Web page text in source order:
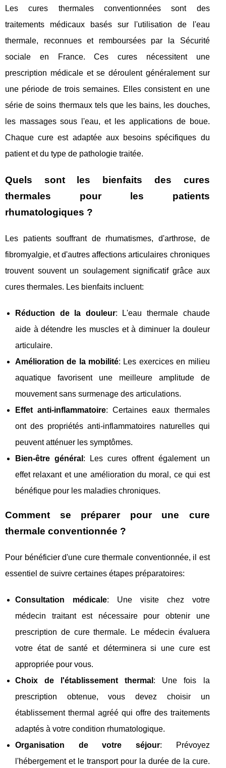
Les cures thermales conventionnées sont des
traitements médicaux basés sur l'utilisation de l'eau
thermale, reconnues et remboursées par la Sécurité
sociale en France. Ces cures nécessitent une
prescription médicale et se déroulent généralement sur
une période de trois semaines. Elles consistent en une
série de soins thermaux tels que les bains, les douches,
les massages sous l'eau, et les applications de boue.
Chaque cure est adaptée aux besoins spécifiques du
patient et du type de pathologie traitée.
Quels sont les bienfaits des cures
thermales pour les patients
rhumatologiques ?
Les patients souffrant de rhumatismes, d'arthrose, de
fibromyalgie, et d'autres affections articulaires chroniques
trouvent souvent un soulagement significatif grâce aux
cures thermales. Les bienfaits incluent:
Réduction de la douleur: L'eau thermale chaude
aide à détendre les muscles et à diminuer la douleur
articulaire.
Amélioration de la mobilité: Les exercices en milieu
aquatique favorisent une meilleure amplitude de
mouvement sans surmenage des articulations.
Effet anti-inflammatoire: Certaines eaux thermales
ont des propriétés anti-inflammatoires naturelles qui
peuvent atténuer les symptômes.
Bien-être général : Les cures offrent également un
effet relaxant et une amélioration du moral, ce qui est
bénéfique pour les maladies chroniques.
Comment se préparer pour une cure
thermale conventionnée ?
Pour bénéficier d'une cure thermale conventionnée, il est
essentiel de suivre certaines étapes préparatoires:
Consultation médicale: Une visite chez votre
médecin traitant est nécessaire pour obtenir une
prescription de cure thermale. Le médecin évaluera
votre état de santé et déterminera si une cure est
appropriée pour vous.
Choix de l'établissement thermal : Une fois la
prescription obtenue, vous devez choisir un
établissement thermal agréé qui offre des traitements
adaptés à votre condition rhumatologique.
Organisation de votre séjour: Prévoyez
l'hébergement et le transport pour la durée de la cure.